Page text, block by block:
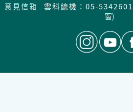
意見信箱
雲科總機：05-5342601
窗)